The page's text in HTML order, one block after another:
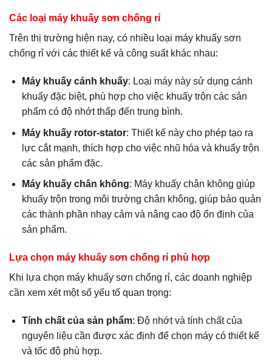
Các loại máy khuấy sơn chống rỉ
Trên thị trường hiện nay, có nhiều loại máy khuấy sơn
chống rỉ với các thiết kế và công suất khác nhau:
Máy khuấy cánh khuấy: Loại máy này sử dụng cánh
khuấy đặc biệt, phù hợp cho việc khuấy trộn các sản
phẩm có độ nhớt thấp đến trung bình.
Máy khuấy rotor-stator: Thiết kế này cho phép tạo ra
lực cắt mạnh, thích hợp cho việc nhũ hóa và khuấy trộn
các sản phẩm đặc.
Máy khuấy chân không: Máy khuấy chân không giúp
khuấy trộn trong môi trường chân không, giúp bảo quản
các thành phần nhạy cảm và nâng cao độ ổn định của
sản phẩm.
Lựa chọn máy khuấy sơn chống rỉ phù hợp
Khi lựa chọn máy khuấy sơn chống rỉ, các doanh nghiệp
cần xem xét một số yếu tố quan trọng:
Tính chất của sản phẩm: Độ nhớt và tính chất của
nguyên liệu cần được xác định để chọn máy có thiết kế
và tốc độ phù hợp.